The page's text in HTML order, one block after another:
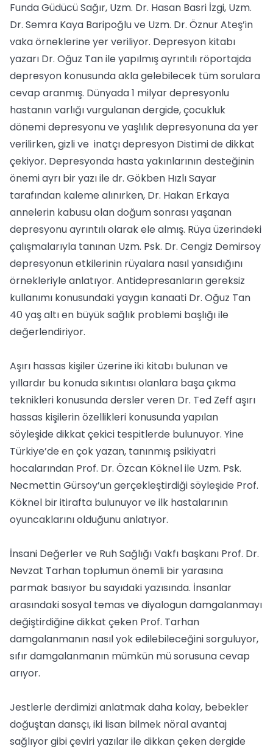
Funda Güdücü Sağır, Uzm. Dr. Hasan Basri İzgi, Uzm.
Dr. Semra Kaya Baripoğlu ve Uzm. Dr. Öznur Ateş’in
vaka örneklerine yer veriliyor. Depresyon kitabı
yazarı Dr. Oğuz Tan ile yapılmış ayrıntılı röportajda
depresyon konusunda akla gelebilecek tüm sorulara
cevap aranmış. Dünyada 1 milyar depresyonlu
hastanın varlığı vurgulanan dergide, çocukluk
dönemi depresyonu ve yaşlılık depresyonuna da yer
verilirken, gizli ve inatçı depresyon Distimi de dikkat
çekiyor. Depresyonda hasta yakınlarının desteğinin
önemi ayrı bir yazı ile dr. Gökben Hızlı Sayar
tarafından kaleme alınırken, Dr. Hakan Erkaya
annelerin kabusu olan doğum sonrası yaşanan
depresyonu ayrıntılı olarak ele almış. Rüya üzerindeki
çalışmalarıyla tanınan Uzm. Psk. Dr. Cengiz Demirsoy
depresyonun etkilerinin rüyalara nasıl yansıdığını
örnekleriyle anlatıyor. Antidepresanların gereksiz
kullanımı konusundaki yaygın kanaati Dr. Oğuz Tan
40 yaş altı en büyük sağlık problemi başlığı ile
değerlendiriyor.
Aşırı hassas kişiler üzerine iki kitabı bulunan ve
yıllardır bu konuda sıkıntısı olanlara başa çıkma
teknikleri konusunda dersler veren Dr. Ted Zeff aşırı
hassas kişilerin özellikleri konusunda yapılan
söyleşide dikkat çekici tespitlerde bulunuyor. Yine
Türkiye’de en çok yazan, tanınmış psikiyatri
hocalarından Prof. Dr. Özcan Köknel ile Uzm. Psk.
Necmettin Gürsoy’un gerçekleştirdiği söyleşide Prof.
Köknel bir itirafta bulunuyor ve ilk hastalarının
oyuncaklarını olduğunu anlatıyor.
İnsani Değerler ve Ruh Sağlığı Vakfı başkanı Prof. Dr.
Nevzat Tarhan toplumun önemli bir yarasına
parmak basıyor bu sayıdaki yazısında. İnsanlar
arasındaki sosyal temas ve diyalogun damgalanmayı
değiştirdiğine dikkat çeken Prof. Tarhan
damgalanmanın nasıl yok edilebileceğini sorguluyor,
sıfır damgalanmanın mümkün mü sorusuna cevap
arıyor.
Jestlerle derdimizi anlatmak daha kolay, bebekler
doğuştan dansçı, iki lisan bilmek nöral avantaj
sağlıyor gibi çeviri yazılar ile dikkan çeken dergide